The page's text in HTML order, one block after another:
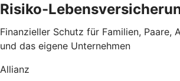
Risiko-
Finanzieller Schutz für Familien, Paare,
und das eigene Unternehmen
Allianz